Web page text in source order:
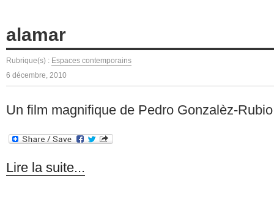
alamar
Rubrique(s) : Espaces contemporains
6 décembre, 2010
Un film magnifique de Pedro Gonzalèz-
Lire la suite...